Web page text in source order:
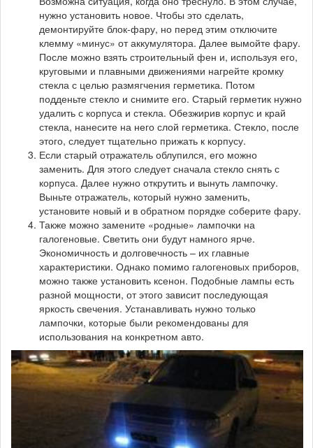
нужно установить новое. Чтобы это сделать,
демонтируйте блок-фару, но перед этим отключите
клемму «минус» от аккумулятора. Далее вымойте фару.
После можно взять строительный фен и, используя его,
круговыми и плавными движениями нагрейте кромку
стекла с целью размягчения герметика. Потом
подденьте стекло и снимите его. Старый герметик нужно
удалить с корпуса и стекла. Обезжирив корпус и край
стекла, нанесите на него слой герметика. Стекло, после
этого, следует тщательно прижать к корпусу.
Если старый отражатель облупился, его можно
заменить. Для этого следует сначала стекло снять с
корпуса. Далее нужно открутить и вынуть лампочку.
Выньте отражатель, который нужно заменить,
установите новый и в обратном порядке соберите фару.
Также можно замените «родные» лампочки на
галогеновые. Светить они будут намного ярче.
Экономичность и долговечность – их главные
характеристики. Однако помимо галогеновых приборов,
можно также установить ксенон. Подобные лампы есть
разной мощности, от этого зависит последующая
яркость свечения. Устанавливать нужно только
лампочки, которые были рекомендованы для
использования на конкретном авто.